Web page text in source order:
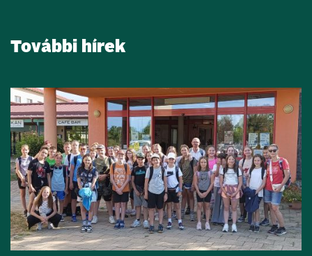
További hírek